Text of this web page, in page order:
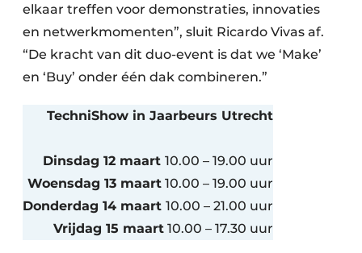
elkaar treffen voor demonstraties, innovaties
en netwerkmomenten”, sluit Ricardo Vivas af.
“De kracht van dit duo-event is dat we ‘Make’
en ‘Buy’ onder één dak combineren.”
TechniShow in Jaarbeurs Utrecht
Dinsdag 12 maart 10.00 – 19.00 uur
Woensdag 13 maart 10.00 – 19.00 uur
Donderdag 14 maart 10.00 – 21.00 uur
Vrijdag 15 maart 10.00 – 17.30 uur